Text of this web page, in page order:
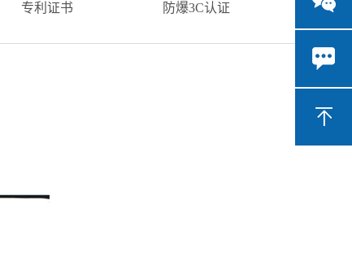
防爆3C认证 能效检测报告